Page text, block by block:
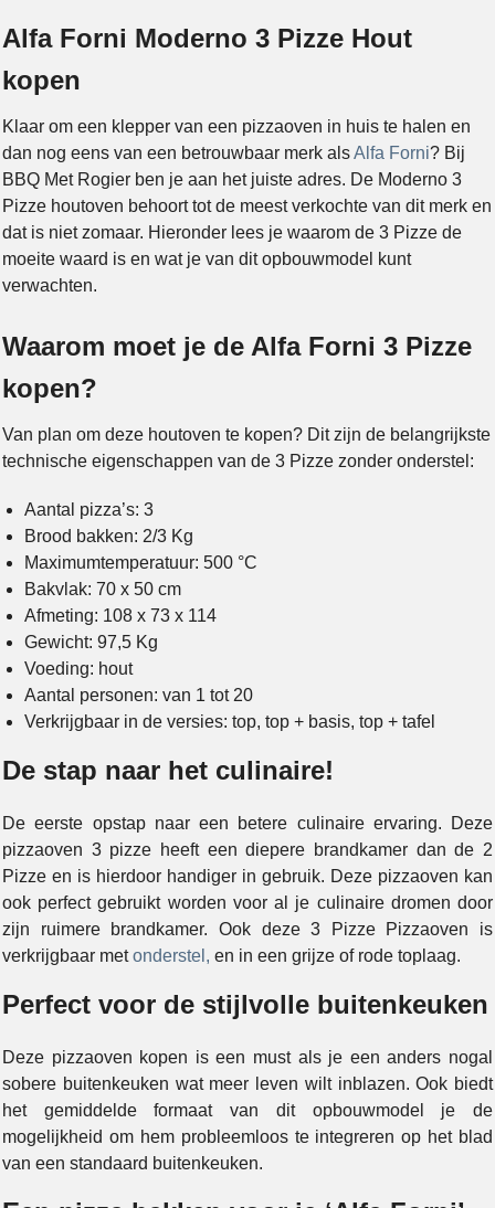
Alfa Forni Moderno 3 Pizze Hout
kopen
Klaar om een klepper van een pizzaoven in huis te halen en
dan nog eens van een betrouwbaar merk alsAlfa Forni? Bij
BBQ Met Rogier ben je aan het juiste adres. De Moderno 3
Pizze houtoven behoort tot de meest verkochte van dit merk en
dat is niet zomaar. Hieronder lees je waarom de 3 Pizze de
moeite waard is en wat je van dit opbouwmodel kunt
verwachten.
Waarom moet je de Alfa Forni 3 Pizze
kopen?
Van plan om deze houtoven te kopen? Dit zijn de belangrijkste
technische eigenschappen van de 3 Pizze zonder onderstel:
Aantal pizza’s: 3
Brood bakken: 2/3 Kg
Maximumtemperatuur: 500 °C
Bakvlak: 70 x 50 cm
Afmeting: 108 x 73 x 114
Gewicht: 97,5 Kg
Voeding: hout
Aantal personen: van 1 tot 20
Verkrijgbaar in de versies: top, top + basis, top + tafel
De stap naar het culinaire!
De eerste opstap naar een betere culinaire ervaring. Deze
pizzaoven 3 pizze heeft een diepere brandkamer dan de 2
Pizze en is hierdoor handiger in gebruik. Deze pizzaoven kan
ook perfect gebruikt worden voor al je culinaire dromen door
zijn ruimere brandkamer. Ook deze 3 Pizze Pizzaoven is
verkrijgbaar metonderstel, en in een grijze of rode toplaag.
Perfect voor de stijlvolle buitenkeuken
Deze pizzaoven kopen is een must als je een anders nogal
sobere buitenkeuken wat meer leven wilt inblazen. Ook biedt
het gemiddelde formaat van dit opbouwmodel je de
mogelijkheid om hem probleemloos te integreren op het blad
van een standaard buitenkeuken.